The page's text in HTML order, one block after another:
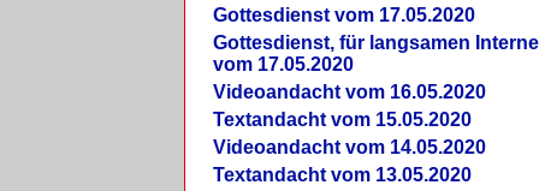
Gottesdienst vom 17.05.2020
Gottesdienst, für langsamen
vom 17.05.2020
Videoandacht vom 16.05.2020
Textandacht vom 15.05.2020
Videoandacht vom 14.05.2020
Textandacht vom 13.05.2020